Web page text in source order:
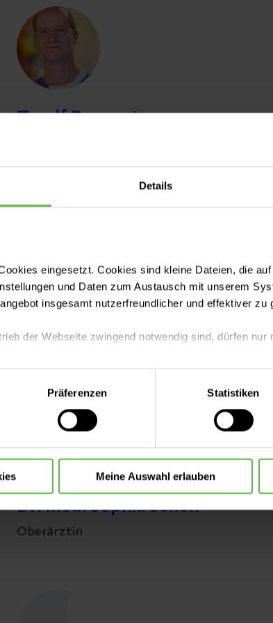
Details
eingesetzt. Cookies sind kleine Dateien, die
und Daten zum Austausch mit unserem
insgesamt nutzerfreundlicher und effektiver zu
der Webseite zwingend notwendig sind, dürfen nur
mit nur den notwendigen Cookies zu benutzen, eine
oder durch Auswahl von „Alle Cookies
können Sie jederzeit ändern oder widerrufen.
Präferenzen Statistiken
Meine Auswahl erlauben
Toralf Busse
Paulius Kirkus
Oberarzt B2
Dr. med. Sophia Schön
Oberärztin